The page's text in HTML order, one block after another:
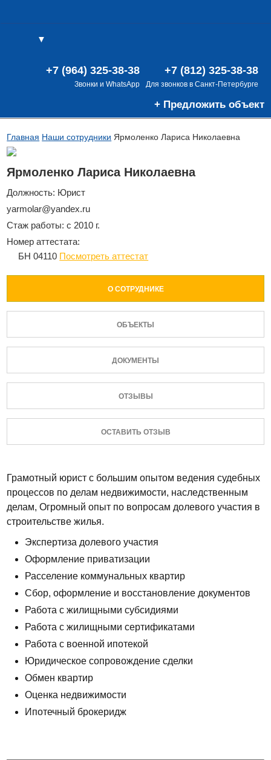
▼
+7 (812) 325-38-38
Для звонков в Санкт-Петербурге
+7 (964) 325-38-38
Звонки и WhatsApp
+ Предложить объект
Главная Наши сотрудники Ярмоленко Лариса Николаевна
Ярмоленко Лариса Николаевна
Должность: Юрист
yarmolar@yandex.ru
Стаж работы: с 2010 г.
Номер аттестата:
БН 04110 Посмотреть аттестат
О СОТРУДНИКЕ
ОБЪЕКТЫ
ДОКУМЕНТЫ
ОТЗЫВЫ
ОСТАВИТЬ ОТЗЫВ
Грамотный юрист с большим опытом ведения судебных
процессов по делам недвижимости, наследственным
делам, Огромный опыт по вопросам долевого участия в
строительстве жилья.
Экспертиза долевого участия
Оформление приватизации
Расселение коммунальных квартир
Сбор, оформление и восстановление документов
Работа с жилищными субсидиями
Работа с жилищными сертификатами
Работа с военной ипотекой
Юридическое сопровождение сделки
Обмен квартир
Оценка недвижимости
Ипотечный брокеридж